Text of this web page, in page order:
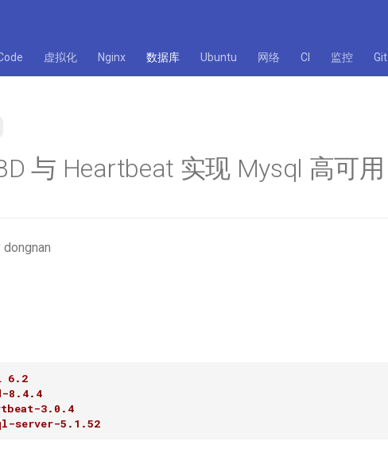
虚拟化 Nginx 数据库 Ubuntu 网络 CI 监控 Git
与 Heartbeat 实现 Mysql 高可用
6.2
8.4.4
3.0.4
server-5.1.52